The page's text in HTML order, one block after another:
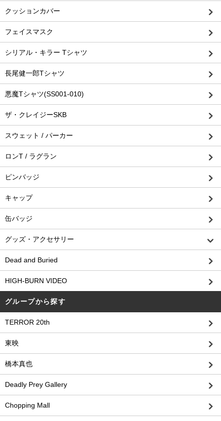
クッションカバー
フェイスマスク
シリアル・キラー Tシャツ
長尾健一郎Tシャツ
悪魔Tシャツ(SS001-010)
ザ・クレイジーSKB
スウェット / パーカー
ロンT / ラグラン
ピンバッジ
キャップ
缶バッジ
グッズ・アクセサリー
Dead and Buried
HIGH-BURN VIDEO
グループから探す
TERROR 20th
東映
橋本真也
Deadly Prey Gallery
Chopping Mall